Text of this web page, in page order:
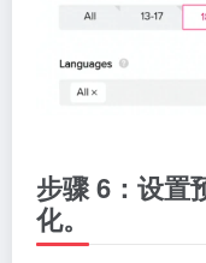
步骤 6：设置
化。